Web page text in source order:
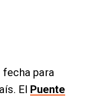
fecha para
El Puente